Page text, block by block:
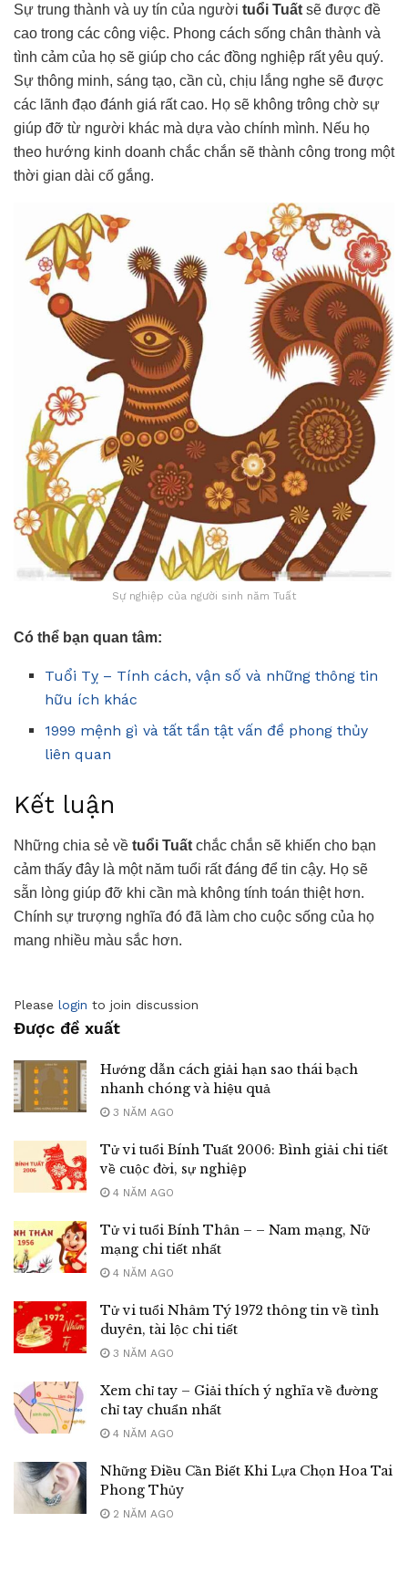
Sự trung thành và uy tín của người tuổi Tuất sẽ được đề
cao trong các công việc. Phong cách sống chân thành và
tình cảm của họ sẽ giúp cho các đồng nghiệp rất yêu quý.
Sự thông minh, sáng tạo, cần cù, chịu lắng nghe sẽ được
các lãnh đạo đánh giá rất cao. Họ sẽ không trông chờ sự
giúp đỡ từ người khác mà dựa vào chính mình. Nếu họ
theo hướng kinh doanh chắc chắn sẽ thành công trong một
thời gian dài cố gắng.
Sự nghiệp của người sinh năm Tuất
Có thể bạn quan tâm:
Tuổi Tỵ – Tính cách, vận số và những thông tin
hữu ích khác
1999 mệnh gì và tất tần tật vấn đề phong thủy
liên quan
Kết luận
Những chia sẻ về tuổi Tuất chắc chắn sẽ khiến cho bạn
cảm thấy đây là một năm tuổi rất đáng để tin cậy. Họ sẽ
sẵn lòng giúp đỡ khi cần mà không tính toán thiệt hơn.
Chính sự trượng nghĩa đó đã làm cho cuộc sống của họ
mang nhiều màu sắc hơn.
Please login to join discussion
Được đề xuất
Hướng dẫn cách giải hạn sao thái bạch
nhanh chóng và hiệu quả
3 NĂM AGO
Tử vi tuổi Bính Tuất 2006: Bình giải chi tiết
về cuộc đời, sự nghiệp
4 NĂM AGO
Tử vi tuổi Bính Thân – – Nam mạng, Nữ
mạng chi tiết nhất
4 NĂM AGO
Tử vi tuổi Nhâm Tý 1972 thông tin về tình
duyên, tài lộc chi tiết
3 NĂM AGO
Xem chỉ tay – Giải thích ý nghĩa về đường
chỉ tay chuẩn nhất
4 NĂM AGO
Những Điều Cần Biết Khi Lựa Chọn Hoa Tai
Phong Thủy
2 NĂM AGO